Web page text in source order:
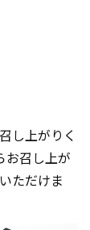
し上がりく
お召し上が
ただけま